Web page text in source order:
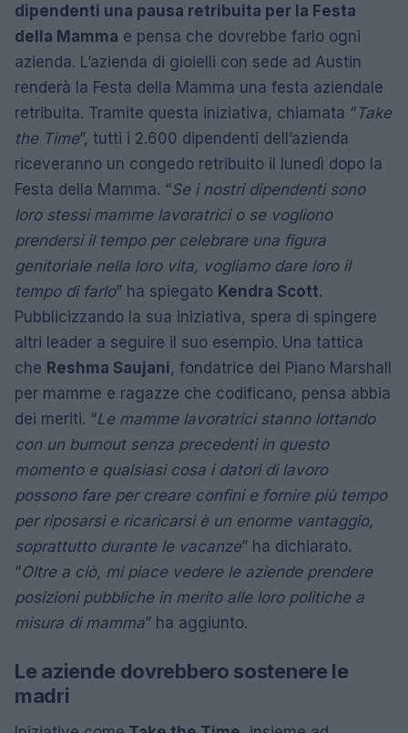
dipendenti una pausa retribuita per la Festa
della Mamma e pensa che dovrebbe farlo ogni
azienda. L’azienda di gioielli con sede ad Austin
renderà la Festa della Mamma una festa aziendale
retribuita. Tramite questa iniziativa, chiamata “ Take
the Time”, tutti i 2.600 dipendenti dell’azienda
riceveranno un congedo retribuito il lunedì dopo la
Festa della Mamma. “Se i nostri dipendenti sono
loro stessi mamme lavoratrici o se vogliono
prendersi il tempo per celebrare una figura
genitoriale nella loro vita, vogliamo dare loro il
tempo di farlo” ha spiegato Kendra Scott.
Pubblicizzando la sua iniziativa, spera di spingere
altri leader a seguire il suo esempio. Una tattica
che Reshma Saujani, fondatrice del Piano Marshall
per mamme e ragazze che codificano, pensa abbia
dei meriti. “Le mamme lavoratrici stanno lottando
con un burnout senza precedenti in questo
momento e qualsiasi cosa i datori di lavoro
possono fare per creare confini e fornire più tempo
per riposarsi e ricaricarsi è un enorme vantaggio,
soprattutto durante le vacanze” ha dichiarato.
“Oltre a ciò, mi piace vedere le aziende prendere
posizioni pubbliche in merito alle loro politiche a
misura di mamma” ha aggiunto.
Le aziende dovrebbero sostenere le
madri